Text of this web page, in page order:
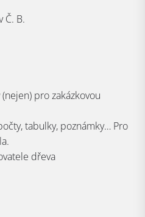
Č. B.
pro zakázkovou
tabulky, poznámky… Pro
dřeva